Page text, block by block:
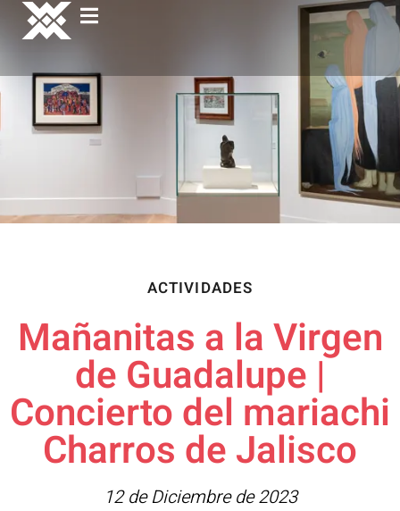
ACTIVIDADES
Mañanitas a la Virgen
de Guadalupe |
Concierto del mariachi
Charros de Jalisco
12 de Diciembre de 2023